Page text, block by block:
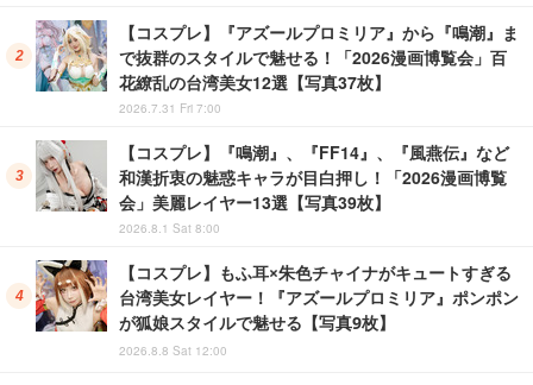
【コスプレ】『アズールプロミリア』から『鳴潮』ま
で抜群のスタイルで魅せる！「2026漫画博覧会」百
花繚乱の台湾美女12選【写真37枚】
2026.7.31 Fri 7:00
【コスプレ】『鳴潮』、『FF14』、『風燕伝』など
和漢折衷の魅惑キャラが目白押し！「2026漫画博覧
会」美麗レイヤー13選【写真39枚】
2026.8.1 Sat 8:00
【コスプレ】もふ耳×朱色チャイナがキュートすぎる
台湾美女レイヤー！『アズールプロミリア』ポンポン
が狐娘スタイルで魅せる【写真9枚】
2026.8.8 Sat 12:00